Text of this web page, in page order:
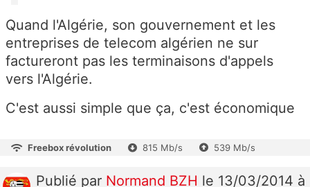
Quand l'Algérie, son gouvernement et les
entreprises de telecom algérien ne sur
factureront pas les terminaisons d'appels
vers l'Algérie.
C'est aussi simple que ça, c'est économique
Freebox révolution 815 Mb/s 539 Mb/s
Publié par Normand BZH le 13/03/2014 à